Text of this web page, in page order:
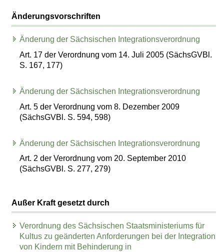
Änderungsvorschriften
Änderung der Sächsischen Integrationsverordnung
Art. 17 der Verordnung vom 14. Juli 2005 (SächsGVBl.
S. 167, 177)
Änderung der Sächsischen Integrationsverordnung
Art. 5 der Verordnung vom 8. Dezember 2009
(SächsGVBl. S. 594, 598)
Änderung der Sächsischen Integrationsverordnung
Art. 2 der Verordnung vom 20. September 2010
(SächsGVBl. S. 277, 279)
Außer Kraft gesetzt durch
Verordnung des Sächsischen Staatsministeriums für
Kultus zu geänderten Anforderungen bei der Integration
von Kindern mit Behinderung in